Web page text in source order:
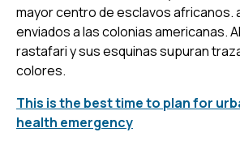
mayor centro de esclavos africanos.
enviados a las colonias americanas.
rastafari y sus esquinas supuran
colores.
This is the best time to plan for
health emergency